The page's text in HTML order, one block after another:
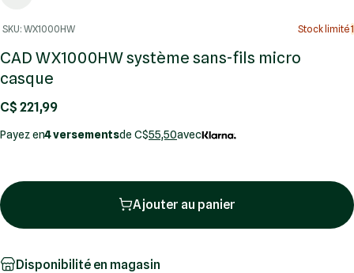
SKU: WX1000HW Stock limité1
CAD WX1000HW système sans-fils micro
casque
C$ 221,99
Payez en4 versementsde C$55,50avec
Ajouter au panier
Disponibilité en magasin